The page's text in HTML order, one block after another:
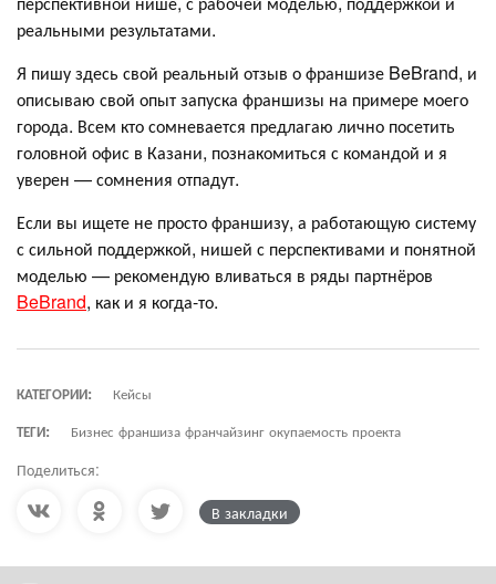
реальными результатами.
Я пишу здесь свой реальный отзыв о франшизе BeBrand, и
описываю свой опыт запуска франшизы на примере моего
города. Всем кто сомневается предлагаю лично посетить
головной офис в Казани, познакомиться с командой и я
уверен — сомнения отпадут.
Если вы ищете не просто франшизу, а работающую систему
с сильной поддержкой, нишей с перспективами и понятной
моделью — рекомендую вливаться в ряды партнёров
BeBrand, как и я когда-то.
КАТЕГОРИИ:
Кейсы
ТЕГИ:
Бизнес франшиза франчайзинг окупаемость проекта
Поделиться:
В закладки